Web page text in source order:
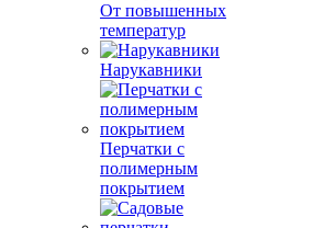
От повышенных
температур
Нарукавники
Перчатки с
полимерным
покрытием